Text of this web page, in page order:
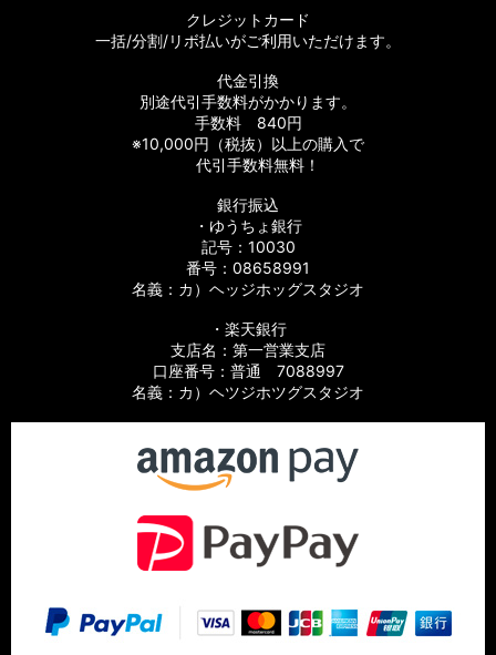
クレジットカード
一括/分割/リボ払いがご利用いただけます。
代金引換
別途代引手数料がかかります。
手数料 840円
※10,000円（税抜）以上の購入で
代引手数料無料！
銀行振込
・ゆうちょ銀行
記号：10030
番号：08658991
名義：カ）ヘッジホッグスタジオ
・楽天銀行
支店名：第一営業支店
口座番号：普通 7088997
名義：カ）ヘツジホツグスタジオ